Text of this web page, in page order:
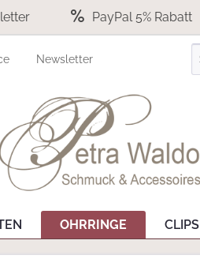
PayPal 5% Rabatt
Newsletter
OHRRINGE CLIPS